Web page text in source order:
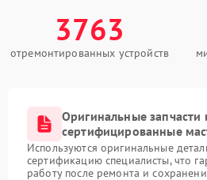
3763
отремонтированных устройств
Оригинальные запчасти
сертифицированные
Используются оригинальные
сертификацию специалисты, что
работу после ремонта и